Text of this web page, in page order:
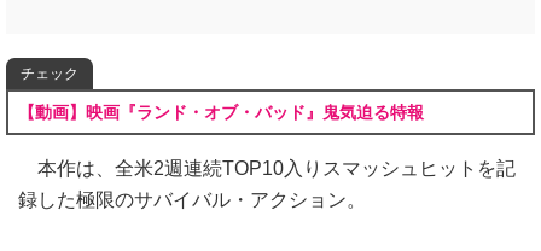
チェック
【動画】映画『ランド・オブ・バッド』鬼気迫る特報
本作は、全米2週連続TOP10入りスマッシュヒットを記
録した極限のサバイバル・アクション。